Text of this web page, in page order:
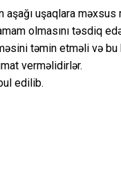
uşaqlara
olmasını təsdiq
təmin etməli və
verməlidirlər.
edilib.